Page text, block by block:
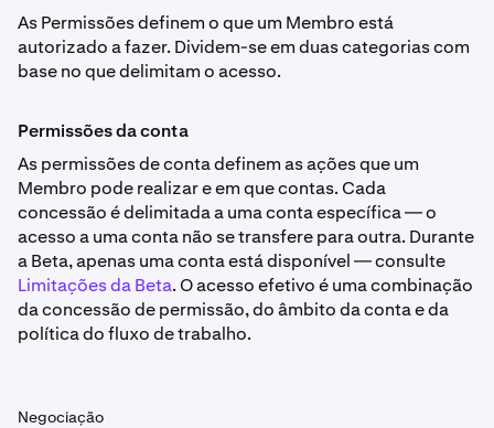
As Permissões definem o que um Membro está
autorizado a fazer. Dividem-se em duas categorias com
base no que delimitam o acesso.
Permissões da conta
As permissões de conta definem as ações que um
Membro pode realizar e em que contas. Cada
concessão é delimitada a uma conta específica — o
acesso a uma conta não se transfere para outra. Durante
a Beta, apenas uma conta está disponível — consulte
Limitações da Beta. O acesso efetivo é uma combinação
da concessão de permissão, do âmbito da conta e da
política do fluxo de trabalho.
Negociação